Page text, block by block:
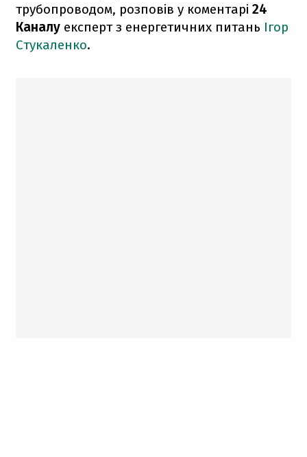
трубопроводом, розповів у коментарі 24
Каналу експерт з енергетичних питань Ігор
Стукаленко.